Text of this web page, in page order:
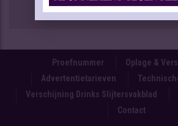
Proefnummer
Oplage &
Advertentietarieven
Verschijning Drinks Slijtersvakblad
Contact